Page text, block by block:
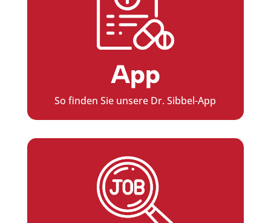
App
So finden Sie unsere Dr. Sibbel-App